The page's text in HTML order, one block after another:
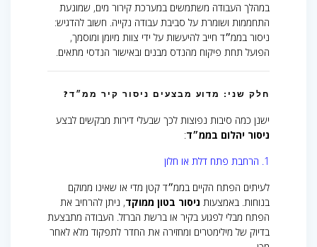
במהלך העבודה משתמשים במערכת קירור מים, שמונעת
התחממות ושומרת על סביבת עבודה נקייה. חשוב להדגיש:
ניסור בממ״ד חייב להיעשות על ידי צוות מיומן ומוסמך,
הפועל תחת פיקוח מהנדס מבנים ובאישור הנדסי מתאים.
חלק שני: מדוע מבצעים ניסור קיר ממ״ד?
ישנן כמה סיבות נפוצות לכך שבעלי דירות מבקשים לבצע
ניסור יהלום בממ״ד:
1. הרחבת פתח דלת או חלון
לעיתים הפתח הקיים בממ״ד קטן מדי או שאינו ממוקם
בנוחות. באמצעות ניסור בטון ממוקד, ניתן להרחיב את
הפתח מבלי לפגוע בקיר או ברשת הברזל. העבודה מתבצעת
בדיוק של מילימטרים ומחזירה את החדר לתפקוד מלא לאחר